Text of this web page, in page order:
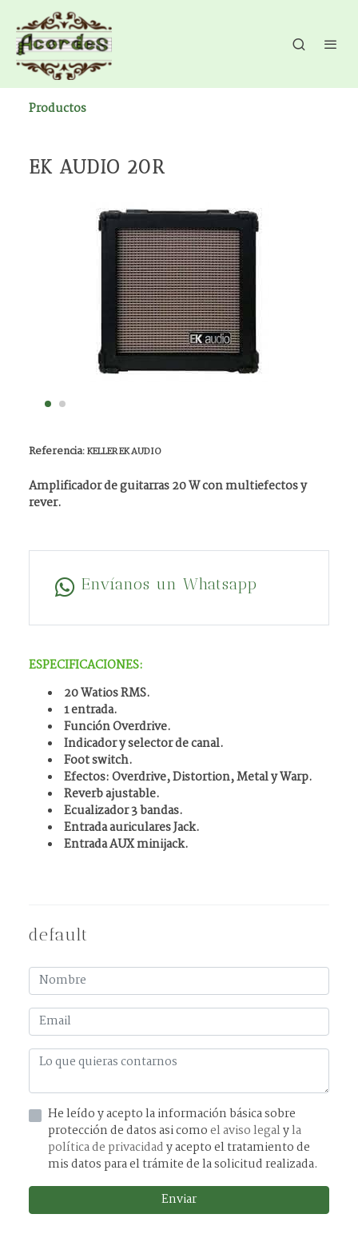
Productos
EK AUDIO 20R
Referencia:KELLER EK AUDIO
Amplificador de guitarras 20 W con multiefectos y
rever.
Envíanos un Whatsapp
ESPECIFICACIONES:
20 Watios RMS.
1 entrada.
Función Overdrive.
Indicador y selector de canal.
Foot switch.
Efectos: Overdrive, Distortion, Metal y Warp.
Reverb ajustable.
Ecualizador 3 bandas.
Entrada auriculares Jack.
Entrada AUX minijack.
default
He leído y acepto la información básica sobre
protección de datos asi comoel aviso legalyla
política de privacidady acepto el tratamiento de
mis datos para el trámite de la solicitud realizada.
Enviar